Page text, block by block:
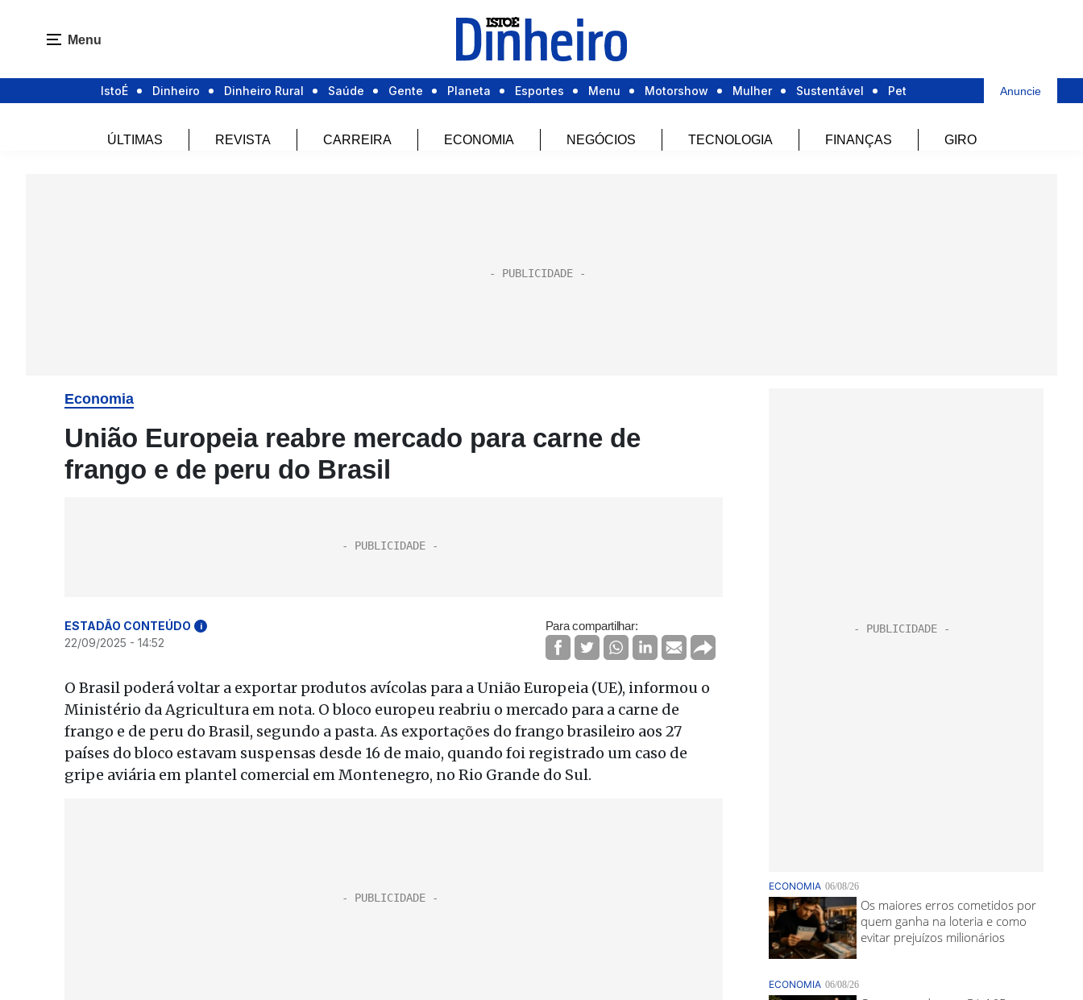
Menu
IstoÉ Dinheiro Dinheiro Rural Saúde Gente Planeta Esportes Menu Motorshow Mulher Sustentável Pet Anuncie
ÚLTIMAS REVISTA CARREIRA ECONOMIA NEGÓCIOS TECNOLOGIA FINANÇAS GIRO
Economia
União Europeia reabre mercado para carne de
frango e de peru do Brasil
ESTADÃO CONTEÚDO i
22/09/2025 - 14:52
Para compartilhar:
O Brasil poderá voltar a exportar produtos avícolas para a União Europeia (UE), informou o
Ministério da Agricultura em nota. O bloco europeu reabriu o mercado para a carne de
frango e de peru do Brasil, segundo a pasta. As exportações do frango brasileiro aos 27
países do bloco estavam suspensas desde 16 de maio, quando foi registrado um caso de
gripe aviária em plantel comercial em Montenegro, no Rio Grande do Sul.